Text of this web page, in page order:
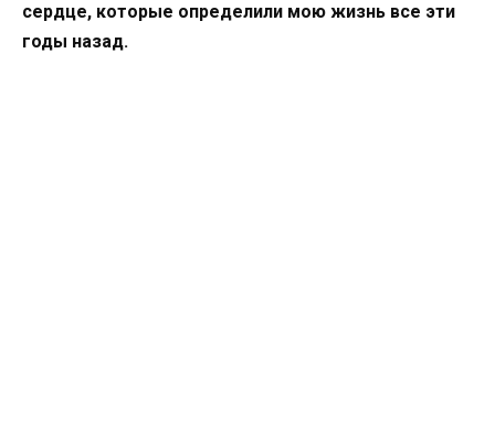
сердце, которые определили мою жизнь все эти
годы назад.